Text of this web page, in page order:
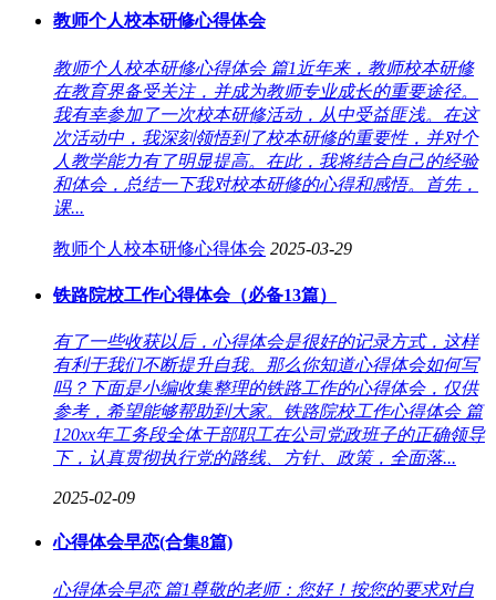
教师个人校本研修心得体会
教师个人校本研修心得体会 篇1近年来，教师校本研修
在教育界备受关注，并成为教师专业成长的重要途径。
我有幸参加了一次校本研修活动，从中受益匪浅。在这
次活动中，我深刻领悟到了校本研修的重要性，并对个
人教学能力有了明显提高。在此，我将结合自己的经验
和体会，总结一下我对校本研修的心得和感悟。首先，
课...
教师个人校本研修心得体会 2025-03-29
铁路院校工作心得体会（必备13篇）
有了一些收获以后，心得体会是很好的记录方式，这样
有利于我们不断提升自我。那么你知道心得体会如何写
吗？下面是小编收集整理的铁路工作的心得体会，仅供
参考，希望能够帮助到大家。铁路院校工作心得体会 篇
120xx年工务段全体干部职工在公司党政班子的正确领导
下，认真贯彻执行党的路线、方针、政策，全面落...
2025-02-09
心得体会早恋(合集8篇)
心得体会早恋 篇1尊敬的老师：您好！按您的要求对自